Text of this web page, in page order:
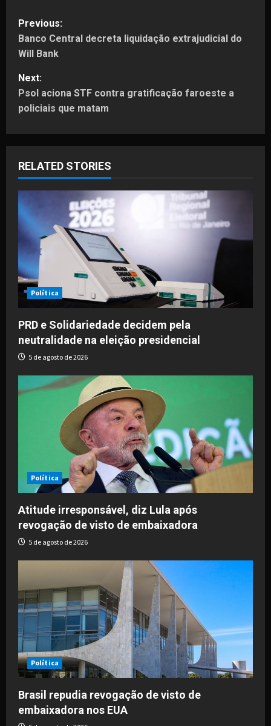
P
o
s
t
n
a
v
i
g
a
t
o
n
Previous:
Banco Central decreta liquidação extrajudicial do
Will Bank
Next:
Psol aciona STF contra gratificação faroeste a
policiais que matam
RELATED STORIES
Política
PRD e Solidariedade decidem pela
neutralidade na eleição presidencial
5 de agosto de 2026
Política
Atitude irresponsável, diz Lula após
revogação de visto de embaixadora
5 de agosto de 2026
Política
Brasil repudia revogação de visto de
embaixadora nos EUA